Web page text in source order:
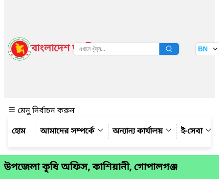
বাংলাদেশ জাতীয় তথ্য বাতায়ন BN
মেনু নির্বাচন করুন
আমাদের সম্পর্কে
অন্যান্য কার্যালয় ই-সেবা
উপজেলা কৃষি অফিস, কাশিয়ানী, গোপালগঞ্জ